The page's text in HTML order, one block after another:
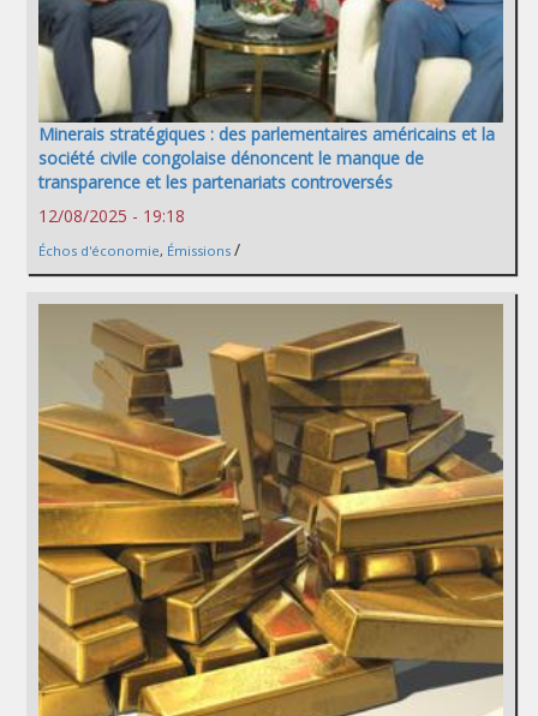
Minerais stratégiques : des parlementaires américains et la
société civile congolaise dénoncent le manque de
transparence et les partenariats controversés
12/08/2025 - 19:18
Échos d'économie, Émissions /